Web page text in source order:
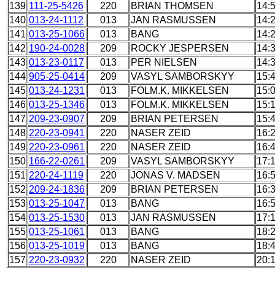
139 111-25-5426 220 BRIAN THOMSEN
140 013-24-1112 013 JAN RASMUSSEN
141 013-25-1066 013 BANG
142 190-24-0028 209 ROCKY JESPERSEN
143 013-23-0117 013 PER NIELSEN
144 905-25-0414 209 VASYL SAMBORSKYY
145 013-24-1231 013 FOLM.K. MIKKELSEN
146 013-25-1346 013 FOLM.K. MIKKELSEN
147 209-23-0907 209 BRIAN PETERSEN
148 220-23-0941 220 NASER ZEID
149 220-23-0961 220 NASER ZEID
150 166-22-0261 209 VASYL SAMBORSKYY
151 220-24-1119 220 JONAS V. MADSEN
152 209-24-1836 209 BRIAN PETERSEN
153 013-25-1047 013 BANG
154 013-25-1530 013 JAN RASMUSSEN
155 013-25-1061 013 BANG
156 013-25-1019 013 BANG
157 220-23-0932 220 NASER ZEID